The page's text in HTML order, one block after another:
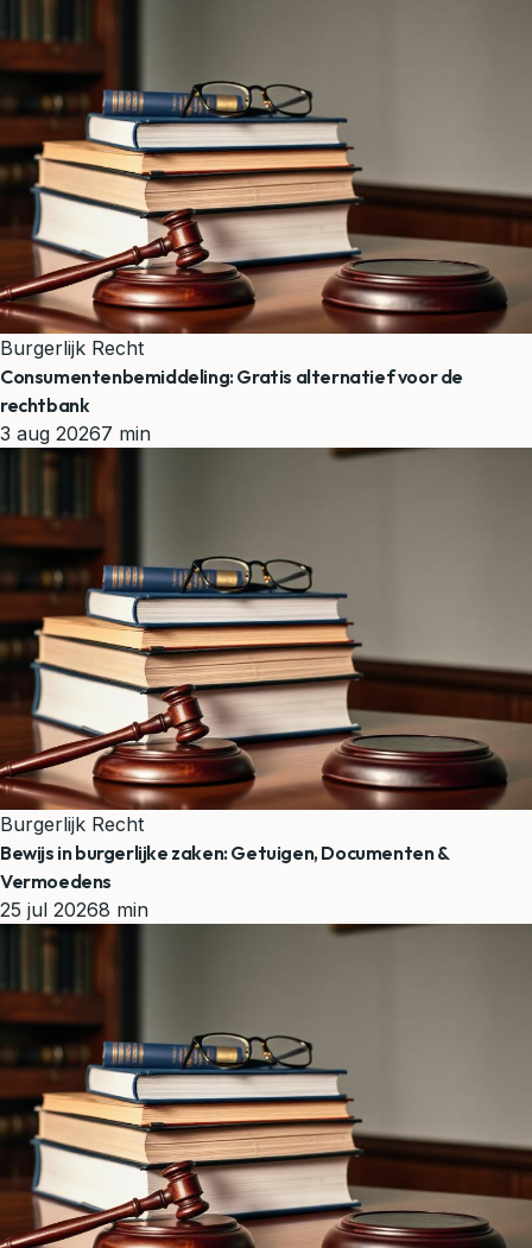
Burgerlijk Recht
Consumentenbemiddeling: Gratis alternatief voor de
rechtbank
3 aug 20267 min
Burgerlijk Recht
Bewijs in burgerlijke zaken: Getuigen, Documenten &
Vermoedens
25 jul 20268 min